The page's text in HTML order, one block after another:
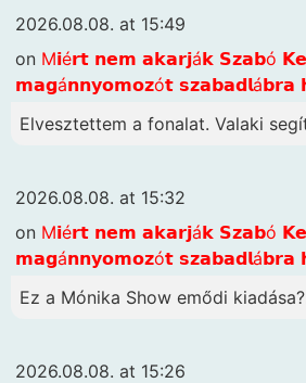
2026.08.08. at 15:49
on M𝗶é𝗿𝘁 𝗻𝗲𝗺 𝗮𝗸𝗮𝗿𝗷á𝗸 𝗦𝘇𝗮𝗯ó
𝗺𝗮𝗴á𝗻𝗻𝘆𝗼𝗺𝗼𝘇ó𝘁 𝘀𝘇𝗮𝗯𝗮𝗱𝗹á𝗯𝗿𝗮
Elvesztettem a fonalat. Valaki
2026.08.08. at 15:32
on M𝗶é𝗿𝘁 𝗻𝗲𝗺 𝗮𝗸𝗮𝗿𝗷á𝗸 𝗦𝘇𝗮𝗯ó
𝗺𝗮𝗴á𝗻𝗻𝘆𝗼𝗺𝗼𝘇ó𝘁 𝘀𝘇𝗮𝗯𝗮𝗱𝗹á𝗯𝗿𝗮
Ez a Mónika Show emődi
2026.08.08. at 15:26